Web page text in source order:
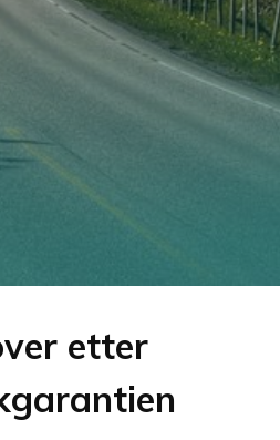
etter